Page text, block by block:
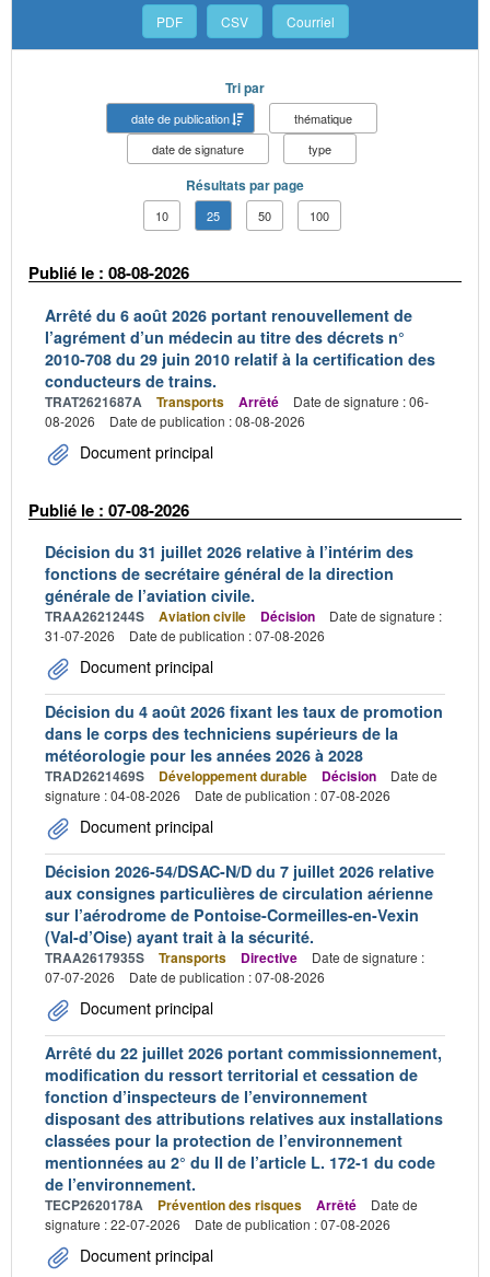
PDF CSV Courriel
Tri par
date de publication
thématique
date de signature
type
Résultats par page
10 25 50 100
Publié le : 08-08-2026
Arrêté du 6 août 2026 portant renouvellement de
l’agrément d’un médecin au titre des décrets n°
2010-708 du 29 juin 2010 relatif à la certification des
conducteurs de trains.
TRAT2621687A Transports Arrêté
Date de signature : 06-
08-2026
Date de publication : 08-08-2026
Document principal
Publié le : 07-08-2026
Décision du 31 juillet 2026 relative à l’intérim des
fonctions de secrétaire général de la direction
générale de l’aviation civile.
TRAA2621244S Aviation civile Décision
Date de signature :
31-07-2026
Date de publication : 07-08-2026
Document principal
Décision du 4 août 2026 fixant les taux de promotion
dans le corps des techniciens supérieurs de la
météorologie pour les années 2026 à 2028
TRAD2621469S Développement durable Décision
Date de
signature : 04-08-2026
Date de publication : 07-08-2026
Document principal
Décision 2026-54/DSAC-N/D du 7 juillet 2026 relative
aux consignes particulières de circulation aérienne
sur l’aérodrome de Pontoise-Cormeilles-en-Vexin
(Val-d’Oise) ayant trait à la sécurité.
TRAA2617935S Transports Directive
Date de signature :
07-07-2026
Date de publication : 07-08-2026
Document principal
Arrêté du 22 juillet 2026 portant commissionnement,
modification du ressort territorial et cessation de
fonction d’inspecteurs de l’environnement
disposant des attributions relatives aux installations
classées pour la protection de l’environnement
mentionnées au 2° du II de l’article L. 172-1 du code
de l’environnement.
TECP2620178A Prévention des risques Arrêté
Date de
signature : 22-07-2026
Date de publication : 07-08-2026
Document principal